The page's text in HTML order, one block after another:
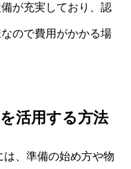
が充実しており、認
ので費用がかかる場
活用する方法
は、準備の始め方や物